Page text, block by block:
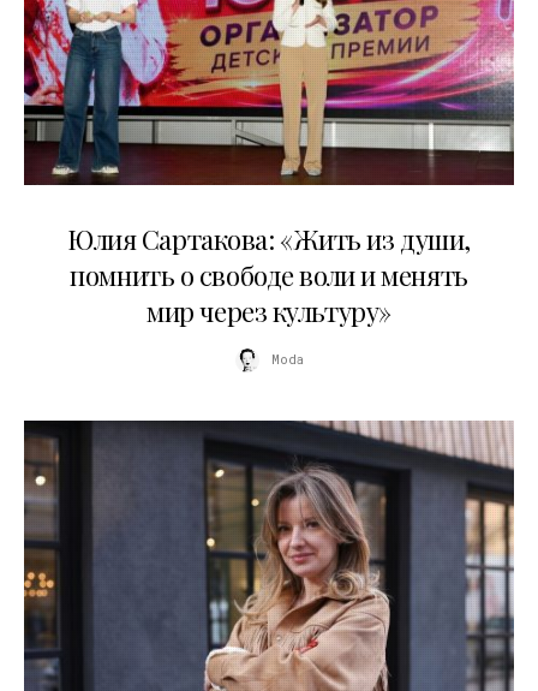
Юлия Сартакова: «Жить из души,
помнить о свободе воли и менять
мир через культуру»
Moda